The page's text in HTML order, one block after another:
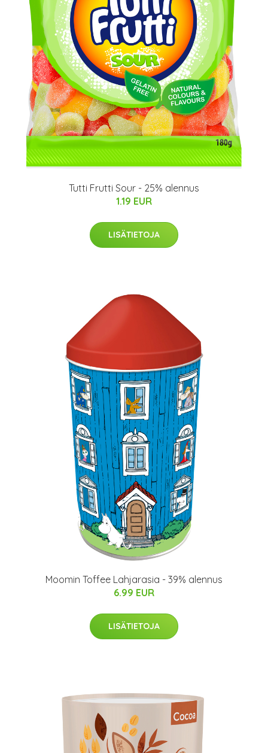
Tutti Frutti Sour - 25% alennus
1.19 EUR
LISÄTIETOJA
Moomin Toffee Lahjarasia - 39% alennus
6.99 EUR
LISÄTIETOJA